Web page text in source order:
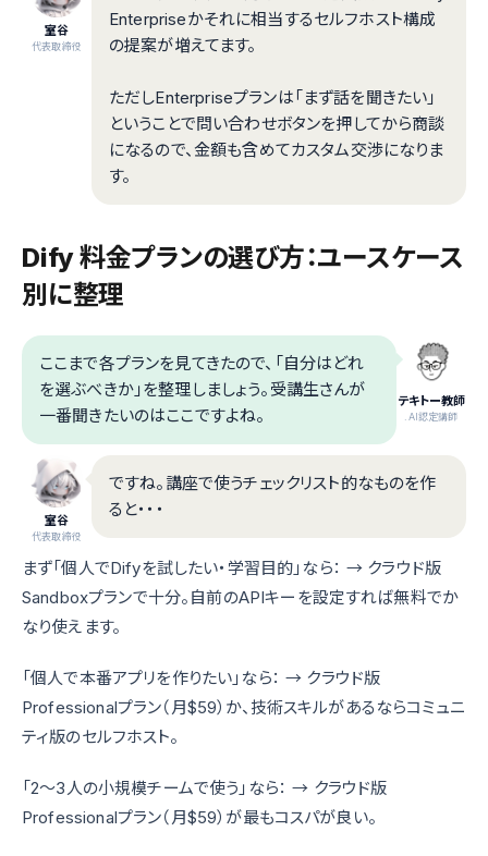
室谷
代表取締役
Enterpriseかそれに相当するセルフホスト構成
の提案が増えてます。
ただしEnterpriseプランは「まず話を聞きたい」
ということで問い合わせボタンを押してから商談
になるので、金額も含めてカスタム交渉になりま
す。
Dify 料金プランの選び方：ユースケース
別に整理
テキトー教師
.AI認定講師
ここまで各プランを見てきたので、「自分はどれ
を選ぶべきか」を整理しましょう。受講生さんが
一番聞きたいのはここですよね。
室谷
代表取締役
ですね。講座で使うチェックリスト的なものを作
ると・・・
まず「個人でDifyを試したい・学習目的」なら： → クラウド版
Sandboxプランで十分。自前のAPIキーを設定すれば無料でか
なり使えます。
「個人で本番アプリを作りたい」なら： → クラウド版
Professionalプラン（月$59）か、技術スキルがあるならコミュニ
ティ版のセルフホスト。
「2〜3人の小規模チームで使う」なら： → クラウド版
Professionalプラン（月$59）が最もコスパが良い。